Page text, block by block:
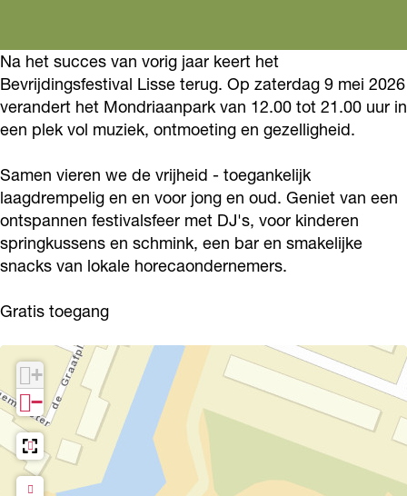
v
r
i
d
i
n
g
f
s
t
i
a
B
e
v
r
i
j
d
i
n
g
f
e
s
t
i
B
e
v
r
i
j
d
i
n
g
f
e
t
Na het succes van vorig jaar keert het
Bevrijdingsfestival Lisse terug. Op zaterdag 9 mei 2026
verandert het Mondriaanpark van 12.00 tot 21.00 uur in
een plek vol muziek, ontmoeting en gezelligheid.
Samen vieren we de vrijheid - toegankelijk
laagdrempelig en en voor jong en oud. Geniet van een
ontspannen festivalsfeer met DJ's, voor kinderen
springkussens en schmink, een bar en smakelijke
snacks van lokale horecaondernemers.
Gratis toegang
+
−